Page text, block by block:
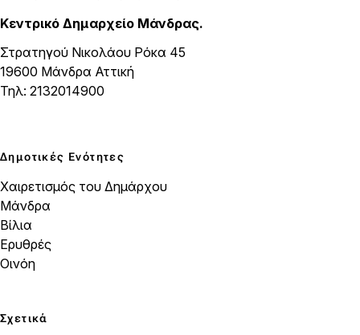
Κεντρικό Δημαρχείο Μάνδρας.
Στρατηγού Νικολάου Ρόκα 45
19600 Μάνδρα Αττική
Τηλ: 2132014900
Δημοτικές Ενότητες
Χαιρετισμός του Δημάρχου
Μάνδρα
Βίλια
Ερυθρές
Οινόη
Σχετικά